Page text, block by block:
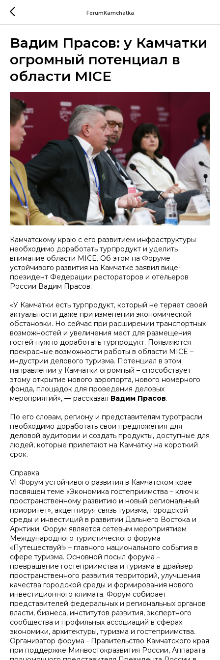
ForumKamchatka
Вадим Прасов: у Камчатки
огромный потенциал в
области MICE
Камчатскому краю с его развитием инфраструктуры
необходимо доработать турпродукт и уделить
внимание области MICE. Об этом на Форуме
устойчивого развития на Камчатке заявил вице-
президент Федерации рестораторов и отельеров
России Вадим Прасов.
«У Камчатки есть турпродукт, который не теряет своей
актуальности даже при изменении экономической
обстановки. Но сейчас при расширении транспортных
возможностей и увеличения мест для размещения
гостей нужно доработать турпродукт. Появляются
прекрасные возможности работы в области MICE –
индустрии делового туризма. Потенциал в этом
направлении у Камчатки огромный – способствует
этому открытие нового аэропорта, нового номерного
фонда, площадок для проведения деловых
мероприятий», — рассказал Вадим Прасов.
По его словам, региону и представителям туротрасли
необходимо доработать свои предложения для
деловой аудитории и создать продукты, доступные для
людей, которые прилетают на Камчатку на короткий
срок.
Справка:
VI Форум устойчивого развития в Камчатском крае
посвящен теме «Экономика гостеприимства – ключ к
пространственному развитию и новый региональный
приоритет», акцентируя связь туризма, городской
среды и инвестиций в развитии Дальнего Востока и
Арктики. Форум является сетевым мероприятием
Международного туристического форума
«Путешествуй!» – главного национального события в
сфере туризма. Основной посыл форума –
превращение гостеприимства и туризма в драйвер
пространственного развития территорий, улучшения
качества городской среды и формирования нового
инвестиционного климата. Форум собирает
представителей федеральных и региональных органов
власти, бизнеса, институтов развития, экспертного
сообщества и профильных ассоциаций в сферах
экономики, архитектуры, туризма и гостеприимства.
Организатор форума - Правительство Камчатского края
при поддержке Минвостокразвития России, Аппарата